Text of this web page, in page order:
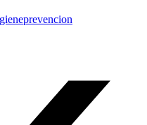
prevencion